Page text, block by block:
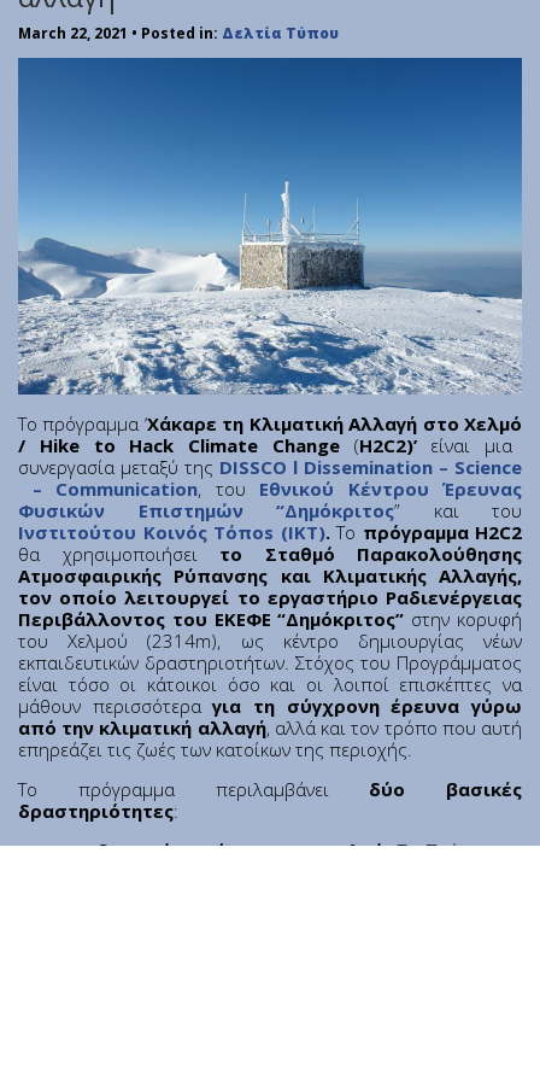
Ινστιτούτο Κβαντικής Υπολογιστικής και Κβαντικής
Τεχνολογίας (ΙΚΥΚΤ)
Γραφείο Εκπαίδευσης
Γραφείο Υγείας, Υγιεινής & Ασφάλειας των Εργαζομένων
Συνεδριακό Κέντρο
Τμήμα Υποστήριξης Καινοτομίας και Λειτουργίας Τεχνολογικού
Πάρκου
Τεχνολογικό Πάρκο «Λεύκιππος»
Τμήμα Ηλεκτρονικής Διακυβέρνησης
Θέσεις Εργασίας
Προκηρύξεις-Διαγωνισμοί
Σχέδιο Δράσης Ισότητας των Φύλων
Νέα
Εκτέλεση Προϋπολογισμού
Επικοινωνία
Διαύγεια
March 22, 2021 • Posted in: Δελτία Τύπου
To πρόγραμμα ‘Χάκαρε τη Κλιματική Αλλαγή στο Χελμό
/ Hike to Hack Climate Change(H2C2)’ είναι μια
συνεργασία μεταξύ της DISSCO l Dissemination – Science
– Communication, του Εθνικού Κέντρου Έρευνας
Φυσικών Επιστημών “Δημόκριτος” και του
Ινστιτούτου Κοινός Τόποs (ΙΚΤ).Το πρόγραμμα H2C2
θα χρησιμοποιήσει το Σταθμό Παρακολούθησης
Ατμοσφαιρικής Ρύπανσης και Κλιματικής Αλλαγής,
τον οποίο λειτουργεί το εργαστήριο Ραδιενέργειας
Περιβάλλοντος του ΕΚΕΦΕ“Δημόκριτος” στην κορυφή
του Χελμού (2314m), ως κέντρο δημιουργίας νέων
εκπαιδευτικών δραστηριοτήτων. Στόχος του Προγράμματος
είναι τόσο οι κάτοικοι όσο και οι λοιποί επισκέπτες να
μάθουν περισσότεραγια τη σύγχρονη έρευνα γύρω
από την κλιματική αλλαγή, αλλά και τον τρόπο που αυτή
επηρεάζει τις ζωές των κατοίκων της περιοχής.
Το πρόγραμμα περιλαμβάνει δύο βασικές
δραστηριότητες:
Εκπαιδευτικό περίπατο στο Χελμό:Το Πρόγραμμα